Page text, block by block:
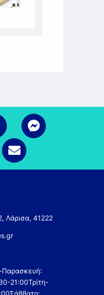
Λάρισα, 41222
Παρασκευή:
21:00Τρίτη-
Σάββατο: